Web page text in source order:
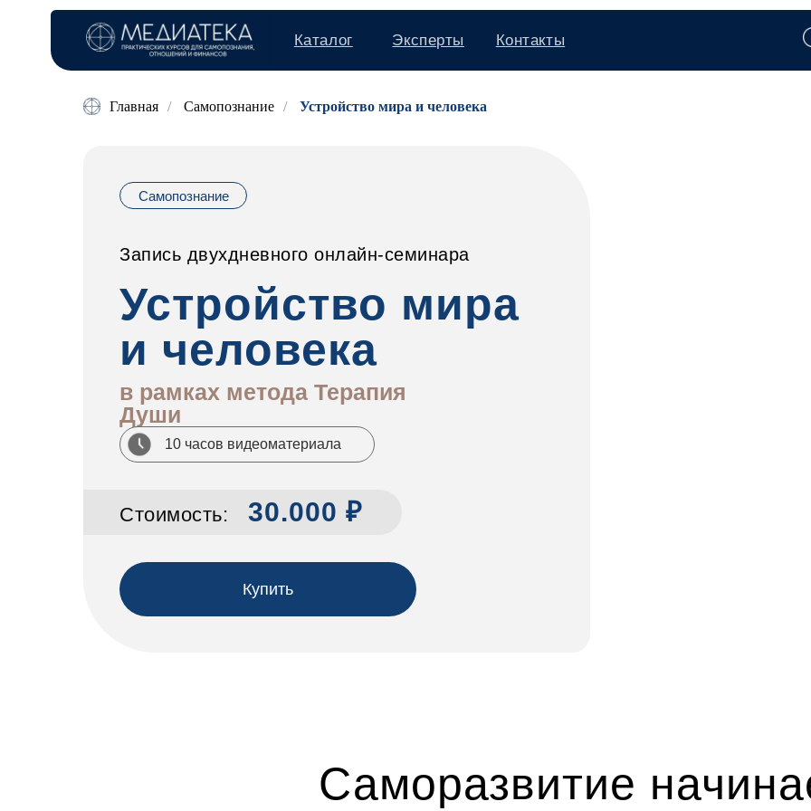
Эксперты Контакты
Каталог
Главная / Самопознание / Устройство мира и человека
Устройство мира
и человека
в рамках метода Терапия
Души
Купить
Запись двухдневного онлайн-семинара
Стоимость:
10 часов видеоматериала
30.000 ₽
Самопознание
Саморазвитие